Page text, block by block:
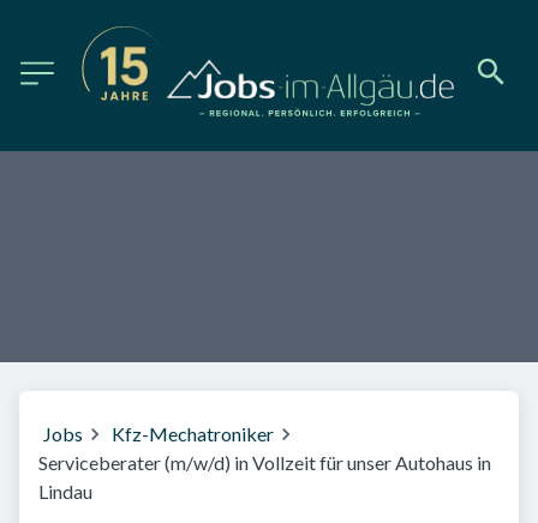
Jobs
Kfz-Mechatroniker
Serviceberater (m/w/d) in Vollzeit für unser Autohaus in
Lindau